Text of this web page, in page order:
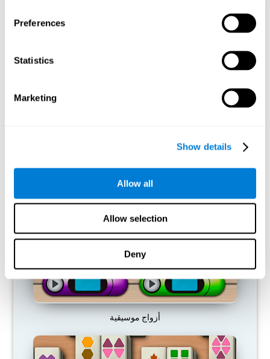
Preferences
Statistics
Marketing
Show details
Allow all
Allow selection
Deny
إسقاط رسومي توجيهي للشبكات العصبية بعد 3 أسابيع.
المعرفية؟
الاتصالات غير المستخدمة. هكذا، إذا لم يتم استخدام القدرة المعرفية
بشكل طبيعي ، فإن الدماغ لا يوفر الموارد لهذا النمط من التنشيط
أزواج موسيقية